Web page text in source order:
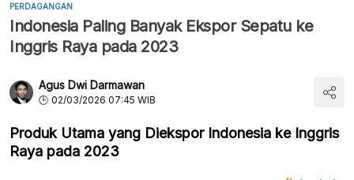
PERDAGANGAN
Indonesia Paling Banyak Ekspor Sepatu ke
Inggris Raya pada 2023
Agus Dwi Darmawan
02/03/2026 07:45 WIB
Produk Utama yang Diekspor Indonesia ke Inggris
Raya pada 2023